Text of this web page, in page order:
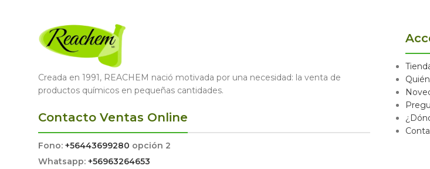
Creada en 1991, REACHEM nació motivada por una necesidad: la venta de
productos químicos en pequeñas cantidades.
Contacto Ventas Online
Fono: +56443699280 opción 2
Whatsapp: +56963264653